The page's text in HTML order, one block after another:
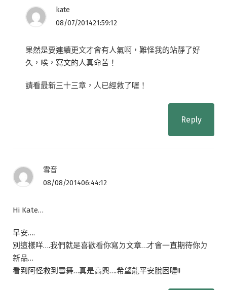
kate
08/07/201421:59:12
果然是要連續更文才會有人氣啊，難怪我的站靜了好
久，唉，寫文的人真命苦！
請看最新三十三章，人已經救了喔！
Reply
雪音
08/08/201406:44:12
Hi Kate…
早安….
別這樣咩….我們就是喜歡看你寫ㄉ文章…才會一直期待你ㄉ
新品…
看到阿怪救到雪舞…真是高興….希望能平安脫困喔!!